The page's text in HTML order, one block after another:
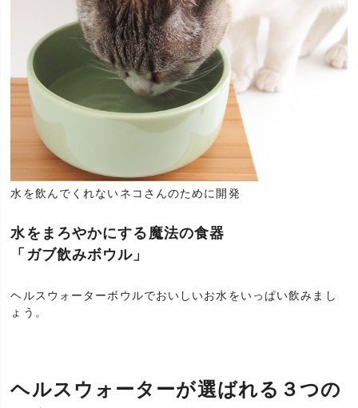
水を飲んでくれないネコさんのために開発
水をまろやかにする魔法の食器
「ガブ飲みボウル」
ヘルスウォーターボウルでおいしいお水をいっぱい飲みまし
ょう。
ヘルスウォーターが選ばれる３つの